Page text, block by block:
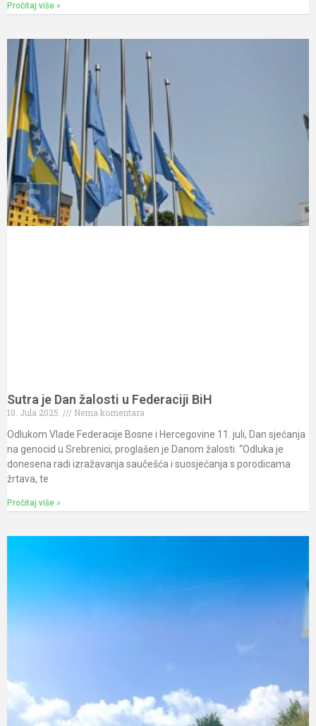
Pročitaj više »
Sutra je Dan žalosti u Federaciji BiH
10. Jula 2025.
Nema komentara
Odlukom Vlade Federacije Bosne i Hercegovine 11. juli, Dan sjećanja
na genocid u Srebrenici, proglašen je Danom žalosti. “Odluka je
donesena radi izražavanja saučešća i suosjećanja s porodicama
žrtava, te
Pročitaj više »